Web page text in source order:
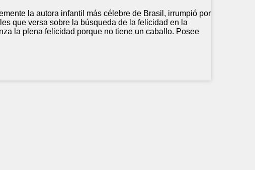
la autora infantil más célebre de Brasil, irrumpió por
que versa sobre la búsqueda de la felicidad en la
la plena felicidad porque no tiene un caballo. Posee